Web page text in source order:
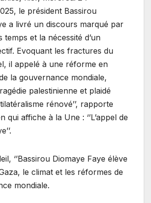
le président Bassirou
a livré un discours marqué par
temps et la nécessité d’un
Evoquant les fractures du
il appelé à une réforme en
la gouvernance mondiale,
palestinienne et plaidé
rénové’’, rapporte
qui affiche à la Une : ‘’L’appel de
‘’Bassirou Diomaye Faye élève
le climat et les réformes de
mondiale.